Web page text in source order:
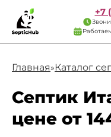
+7
Главная»Каталог
Септик
цене от